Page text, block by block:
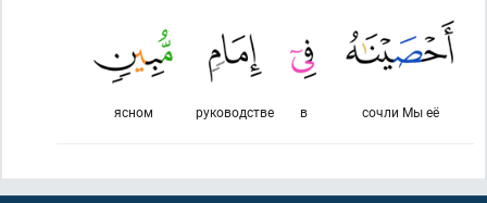
сочли Мы её
в
руководстве
ясном